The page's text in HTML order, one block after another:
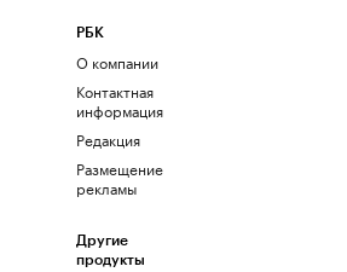
РБК
О компании
Контактная
информация
Редакция
Размещение
рекламы
Другие
продукты